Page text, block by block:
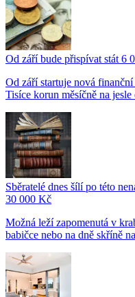
Od září bude přispívat stát 6
Od září startuje nová
Tisíce korun měsíčně na
Sběratelé dnes šílí po této
30 000 Kč
Možná leží zapomenutá v
babičce nebo na dně skříně